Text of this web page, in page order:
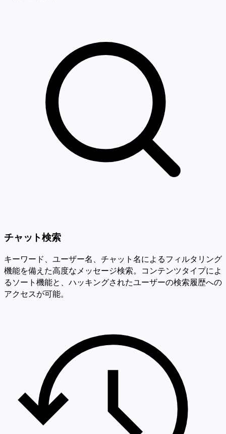
チャット検索
キーワード、ユーザー名、チャット名によるフィルタリング
機能を備えた高度なメッセージ検索。コンテンツタイプによ
るソート機能と、ハッキングされたユーザーの検索履歴への
アクセスが可能。